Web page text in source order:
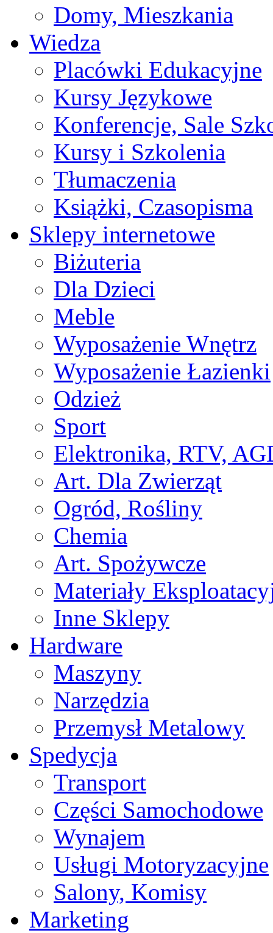
Domy, Mieszkania
Wiedza
Placówki Edukacyjne
Kursy Językowe
Konferencje, Sale
Kursy i Szkolenia
Tłumaczenia
Książki, Czasopisma
Sklepy internetowe
Biżuteria
Dla Dzieci
Meble
Wyposażenie Wnętrz
Wyposażenie Łazienki
Odzież
Sport
Elektronika, RTV,
Art. Dla Zwierząt
Ogród, Rośliny
Chemia
Art. Spożywcze
Materiały
Inne Sklepy
Hardware
Maszyny
Narzędzia
Przemysł Metalowy
Spedycja
Transport
Części Samochodowe
Wynajem
Usługi Motoryzacyjne
Salony, Komisy
Marketing